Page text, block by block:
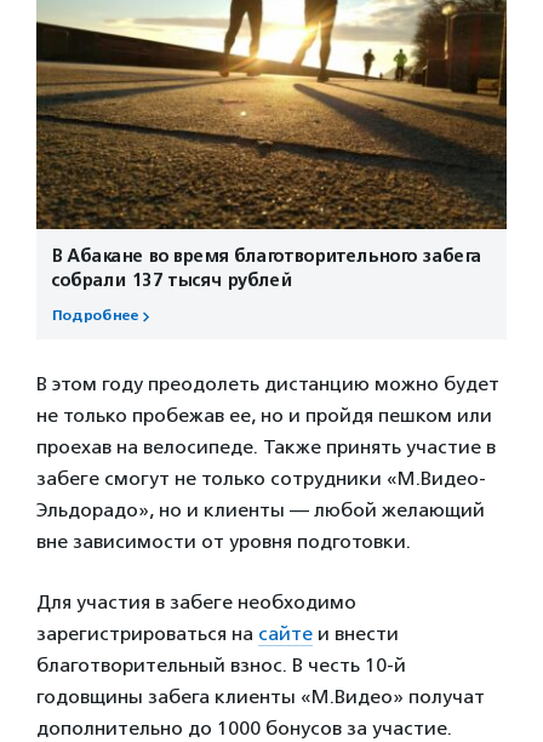
В Абакане во время благотворительного забега
собрали 137 тысяч рублей
Подробнее
В этом году преодолеть дистанцию можно будет
не только пробежав ее, но и пройдя пешком или
проехав на велосипеде. Также принять участие в
забеге смогут не только сотрудники «М.Видео-
Эльдорадо», но и клиенты — любой желающий
вне зависимости от уровня подготовки.
Для участия в забеге необходимо
зарегистрироваться на сайте и внести
благотворительный взнос. В честь 10-й
годовщины забега клиенты «М.Видео» получат
дополнительно до 1000 бонусов за участие.